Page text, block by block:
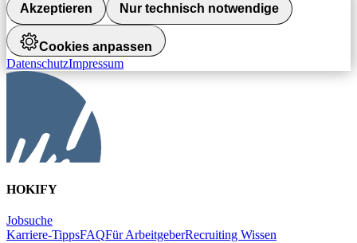
Akzeptieren Nur technisch notwendige
Cookies anpassen
DatenschutzImpressum
HOKIFY
Jobsuche
Karriere-TippsFAQFür ArbeitgeberRecruiting Wissen